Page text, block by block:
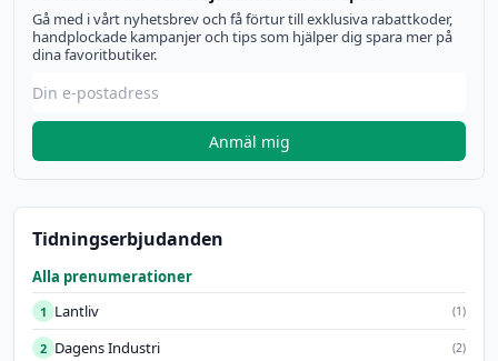
Gå med i vårt nyhetsbrev och få förtur till exklusiva rabattkoder,
handplockade kampanjer och tips som hjälper dig spara mer på
dina favoritbutiker.
Anmäl mig
Tidningserbjudanden
Alla prenumerationer
1 Lantliv (1)
2 Dagens Industri (2)